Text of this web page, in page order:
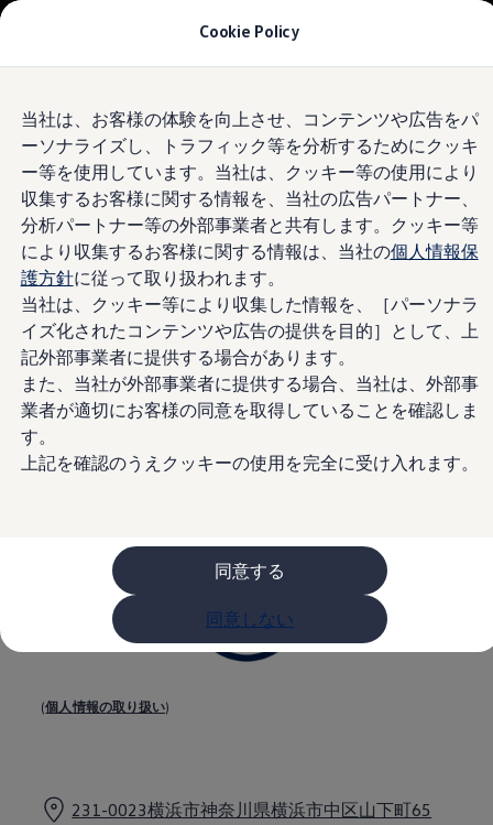
Cookie Policy
当社は、お客様の体験を向上させ、コンテンツや広告をパ
ーソナライズし、トラフィック等を分析するためにクッキ
ー等を使用しています。当社は、クッキー等の使用により
収集するお客様に関する情報を、当社の広告パートナー、
分析パートナー等の外部事業者と共有します。クッキー等
により収集するお客様に関する情報は、当社の個人情報保
護方針に従って取り扱われます。
当社は、クッキー等により収集した情報を、［パーソナラ
イズ化されたコンテンツや広告の提供を目的］として、上
記外部事業者に提供する場合があります。
また、当社が外部事業者に提供する場合、当社は、外部事
業者が適切にお客様の同意を取得していることを確認しま
す。
上記を確認のうえクッキーの使用を完全に受け入れます。
同意する
同意しない
main
content
to
footer
モデル＆見積りシミュレーション
セーフティ マイスター
ID. Buzz
T-Cross
Tiguan
Golf
Golf GTI
Golf R
Golf Variant
Golf R Variant
Passat
ID.4
Polo
Polo GTI
Golf Touran
T-Roc
T-Roc R
フォルクスワーゲンマガジン
キャンペーン/イベント
レビュー動画
オファー
Golf お乗り換えを10万円補助
Tiguan 購入後、5年間の安心サポートが無償
Golf Variant お乗り換えを10万円補助
Volkswagenアンバサダープログラム
ファイナンシャルサービス
フォルクスワーゲン自動車保険プラス
Volkswagen Card
カスタマーポータル 登録・ログイン
Match Maker 登録・ログイン
Volkswagenベイサイド横浜
4.9|370 レビュー
(個人情報の取り扱い)
231-0023横浜市神奈川県横浜市中区山下町65